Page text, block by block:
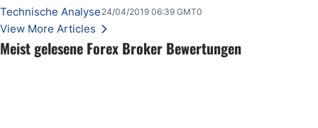
Meist gelesene Forex Broker Bewertungen
Technische Analyse 24/04/2019 06:39 GMT0
View More Articles